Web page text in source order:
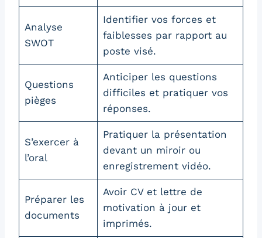
Analyse
SWOT
Identifier vos forces et
faiblesses par rapport au
poste visé.
Questions
pièges
Anticiper les questions
difficiles et pratiquer vos
réponses.
S’exercer à
l’oral
Pratiquer la présentation
devant un miroir ou
enregistrement vidéo.
Préparer les
documents
Avoir CV et lettre de
motivation à jour et
imprimés.